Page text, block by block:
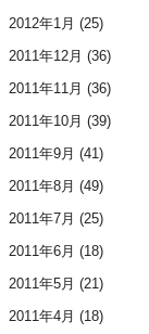
2012年1月 (25)
2011年12月 (36)
2011年11月 (36)
2011年10月 (39)
2011年9月 (41)
2011年8月 (49)
2011年7月 (25)
2011年6月 (18)
2011年5月 (21)
2011年4月 (18)